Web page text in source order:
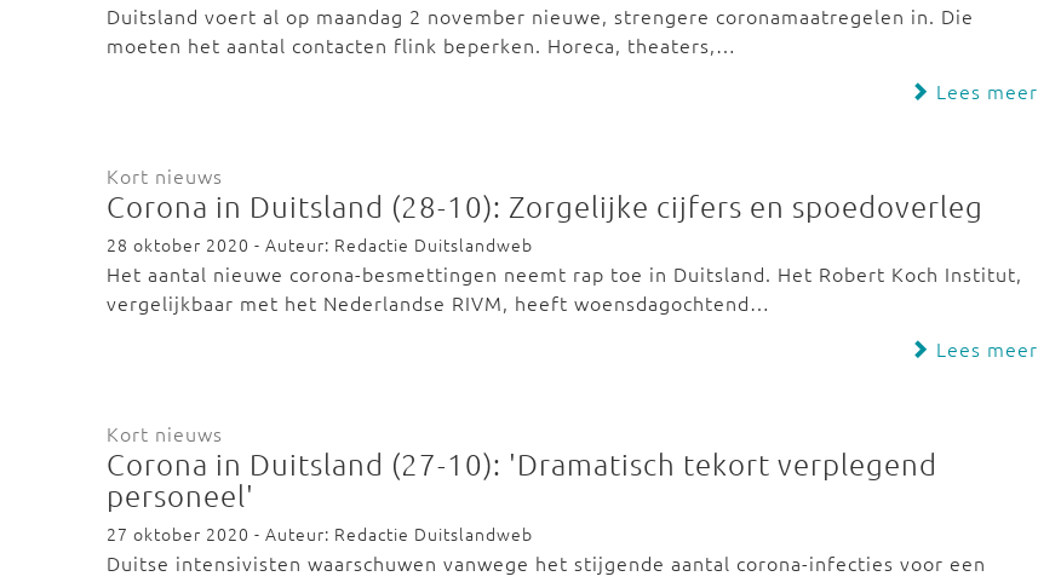
Duitsland voert al op maandag 2 november nieuwe, strengere coronamaatregelen in. Die
moeten het aantal contacten flink beperken. Horeca, theaters,…
Lees meer
Kort nieuws
Corona in Duitsland (28-10): Zorgelijke cijfers en spoedoverleg
28 oktober 2020 - Auteur: Redactie Duitslandweb
Het aantal nieuwe corona-besmettingen neemt rap toe in Duitsland. Het Robert Koch Institut,
vergelijkbaar met het Nederlandse RIVM, heeft woensdagochtend…
Lees meer
Kort nieuws
Corona in Duitsland (27-10): 'Dramatisch tekort verplegend
personeel'
27 oktober 2020 - Auteur: Redactie Duitslandweb
Duitse intensivisten waarschuwen vanwege het stijgende aantal corona-infecties voor een